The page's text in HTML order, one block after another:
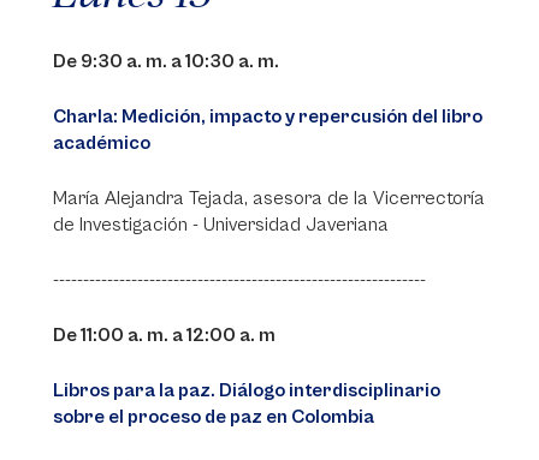
De 9:30 a. m. a 10:30 a. m.
Charla: Medición, impacto y repercusión del libro
académico
María Alejandra Tejada, asesora de la Vicerrectoría
de Investigación - Universidad Javeriana
--------------------------------------------------------------
De 11:00 a. m. a 12:00 a. m
Libros para la paz. Diálogo interdisciplinario
sobre el proceso de paz en Colombia